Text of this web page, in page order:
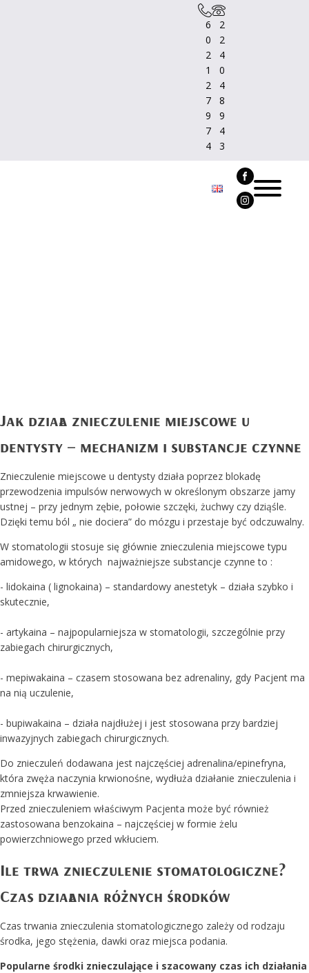
6
0
2
1
2
7
9
7
4
2
2
4
0
4
8
9
4
3
Jak działa znieczulenie miejscowe u
dentysty – mechanizm i substancje czynne
Znieczulenie miejscowe u dentysty działa poprzez blokadę
przewodzenia impulsów nerwowych w określonym obszarze jamy
ustnej – przy jednym zębie, połowie szczęki, żuchwy czy dziąśle.
Dzięki temu ból „ nie dociera” do mózgu i przestaje być odczuwalny.
W stomatologii stosuje się głównie znieczulenia miejscowe typu
amidowego, w których najważniejsze substancje czynne to :
- lidokaina ( lignokaina) – standardowy anestetyk – działa szybko i
skutecznie,
- artykaina – najpopularniejsza w stomatologii, szczególnie przy
zabiegach chirurgicznych,
- mepiwakaina – czasem stosowana bez adrenaliny, gdy Pacjent ma
na nią uczulenie,
- bupiwakaina – działa najdłużej i jest stosowana przy bardziej
inwazyjnych zabiegach chirurgicznych.
Do znieczuleń dodawana jest najczęściej adrenalina/epinefryna,
która zwęża naczynia krwionośne, wydłuża działanie znieczulenia i
zmniejsza krwawienie.
Przed znieczuleniem właściwym Pacjenta może być również
zastosowana benzokaina – najczęściej w formie żelu
powierzchniowego przed wkłuciem.
Ile trwa znieczulenie stomatologiczne?
Czas działania różnych środków
Czas trwania znieczulenia stomatologicznego zależy od rodzaju
środka, jego stężenia, dawki oraz miejsca podania.
Popularne środki znieczulające i szacowany czas ich działania